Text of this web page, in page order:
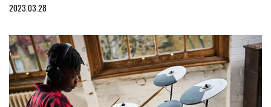
2023.03.28